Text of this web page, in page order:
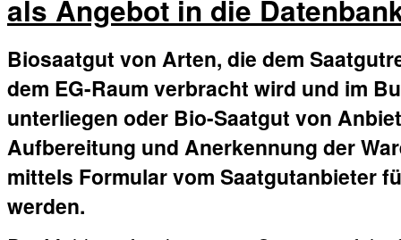
als Angebot in die
Biosaatgut von Arten, die dem
dem EG-Raum verbracht wird und im
unterliegen oder Bio-Saatgut von
Aufbereitung und Anerkennung der
mittels Formular vom Saatgutanbieter
werden.